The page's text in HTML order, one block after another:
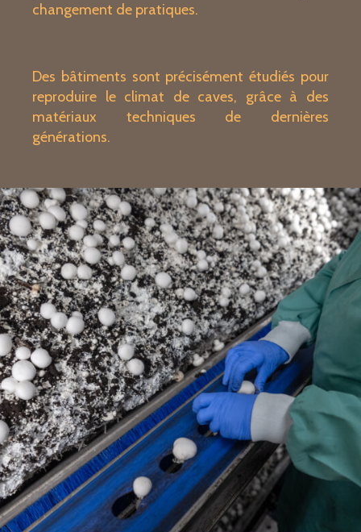
changement de pratiques.
Des bâtiments sont précisément étudiés pour
reproduire le climat de caves, grâce à des
matériaux techniques de dernières
générations.